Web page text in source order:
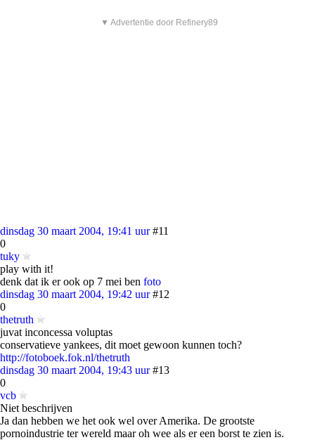
▼ Advertentie door Refinery89
dinsdag 30 maart 2004, 19:41 uur #11
0
tuky
play with it!
denk dat ik er ook op 7 mei ben foto
dinsdag 30 maart 2004, 19:42 uur #12
0
thetruth
juvat inconcessa voluptas
conservatieve yankees, dit moet gewoon kunnen toch?
http://fotoboek.fok.nl/thetruth
dinsdag 30 maart 2004, 19:43 uur #13
0
vcb
Niet beschrijven
Ja dan hebben we het ook wel over Amerika. De grootste
pornoindustrie ter wereld maar oh wee als er een borst te zien is.